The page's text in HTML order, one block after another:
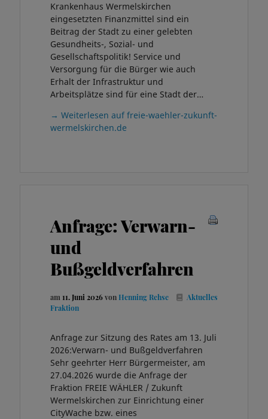
Krankenhaus Wermelskirchen
eingesetzten Finanzmittel sind ein
Beitrag der Stadt zu einer gelebten
Gesundheits-, Sozial- und
Gesellschaftspolitik! Service und
Versorgung für die Bürger wie auch
Erhalt der Infrastruktur und
Arbeitsplätze sind für eine Stadt der…
→ Weiterlesen auf freie-waehler-zukunft-
wermelskirchen.de
Anfrage: Verwarn-
und
Bußgeldverfahren
am 11. Juni 2026von Henning Rehse
Aktuelles
Fraktion
Anfrage zur Sitzung des Rates am 13. Juli
2026:Verwarn- und Bußgeldverfahren
Sehr geehrter Herr Bürgermeister, am
27.04.2026 wurde die Anfrage der
Fraktion FREIE WÄHLER / Zukunft
Wermelskirchen zur Einrichtung einer
CityWache bzw. eines